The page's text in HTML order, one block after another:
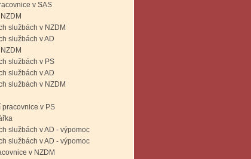
v SAS
službách v NZDM
službách v AD
službách v PS
službách v AD
službách v NZDM
v PS
službách v AD - výpomoc
službách v AD - výpomoc
v NZDM